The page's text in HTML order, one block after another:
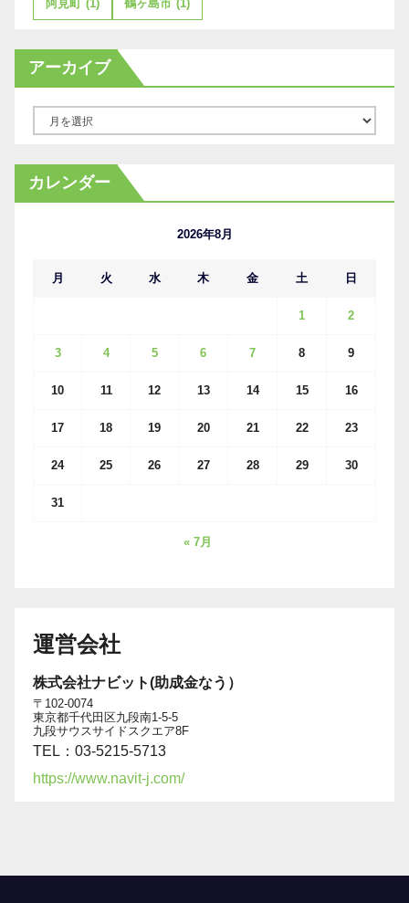
阿見町 (1) 鶴ヶ島市 (1)
アーカイブ
カ
イ
カレンダー
2026年8月
月 火 水 木 金 土 日
1 2
3 4 5 6 7 8 9
10 11 12 13 14 15 16
17 18 19 20 21 22 23
24 25 26 27 28 29 30
31
« 7月
運営会社
株式会社ナビット(助成金なう）
〒102-0074
東京都千代田区九段南1-5-5
九段サウスサイドスクエア8F
TEL：03-5215-5713
https://www.navit-j.com/